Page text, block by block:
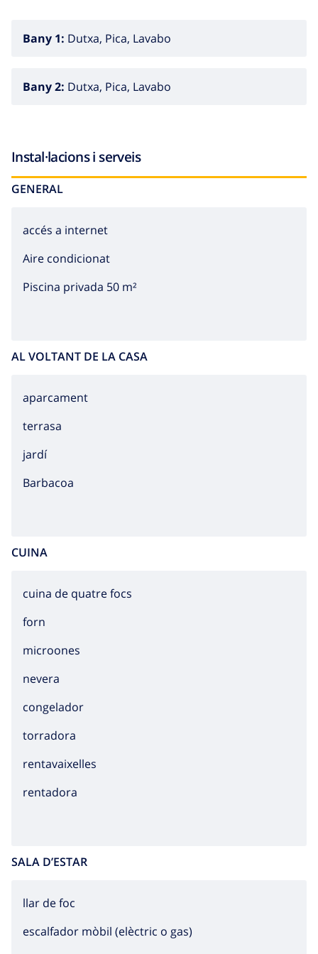
Bany 1: Dutxa, Pica, Lavabo
Bany 2: Dutxa, Pica, Lavabo
Instal·lacions i serveis
GENERAL
accés a internet
Aire condicionat
Piscina privada 50 m²
AL VOLTANT DE LA CASA
aparcament
terrasa
jardí
barbacoa
CUINA
cuina de quatre focs
forn
microones
nevera
congelador
torradora
rentavaixelles
rentadora
SALA D’ESTAR
llar de foc
escalfador mòbil (elèctric o gas)